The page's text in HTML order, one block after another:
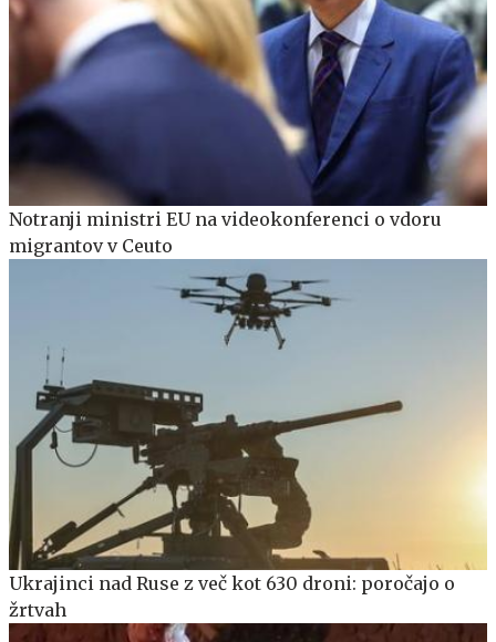
Notranji ministri EU na videokonferenci o vdoru
migrantov v Ceuto
Ukrajinci nad Ruse z več kot 630 droni: poročajo o
žrtvah